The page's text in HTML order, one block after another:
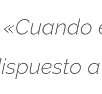
«Cuando